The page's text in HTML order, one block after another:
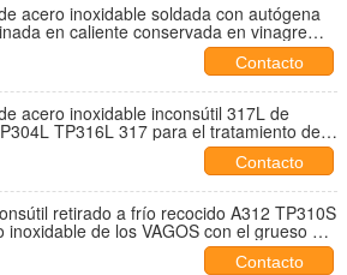
acero inoxidable soldada con autógena
en caliente conservada en vinagre
A312M TP304 de XS para la sustancia
Contacto
acero inoxidable inconsútil 317L de
TP316L 317 para el tratamiento de
de 0.6m m - de 60m m
Contacto
retirado a frío recocido A312 TP310S
inoxidable de los VAGOS con el grueso de
Contacto